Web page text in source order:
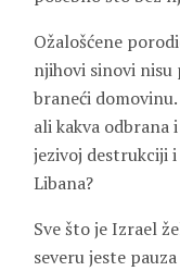
Ožalošćene
njihovi sinovi nisu
braneći
ali kakva odbrana
jezivoj destrukciji
Libana?
Sve što je Izrael
severu jeste